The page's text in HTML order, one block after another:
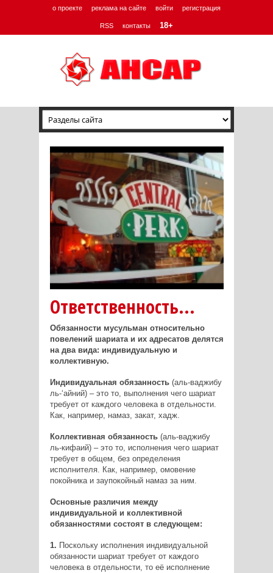
о проекте реклама на сайте войти регистрация
RSS контакты 18+
Ответственность...
Обязанности мусульман относительно
повелений шариата и их адресатов делятся
на два вида: индивидуальную и
коллективную.
Индивидуальная обязанность(аль-ваджибу
ль-‘айний) – это то, выполнения чего шариат
требует от каждого человека в отдельности.
Как, например, намаз, закат, хадж.
Коллективная обязанность(аль-ваджибу
ль-кифаий) – это то, исполнения чего шариат
требует в общем, без определения
исполнителя. Как, например, омовение
покойника и заупокойный намаз за ним.
Основные различия между
индивидуальной и коллективной
обязанностями состоят в следующем:
1. Поскольку исполнения индивидуальной
обязанности шариат требует от каждого
человека в отдельности, то её исполнение